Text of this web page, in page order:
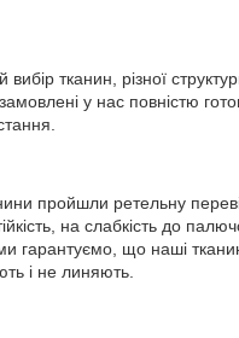
вибір тканин, різної
у нас повністю
пройшли ретельну
на слабкість до
гарантуємо, що наші
і не линяють.